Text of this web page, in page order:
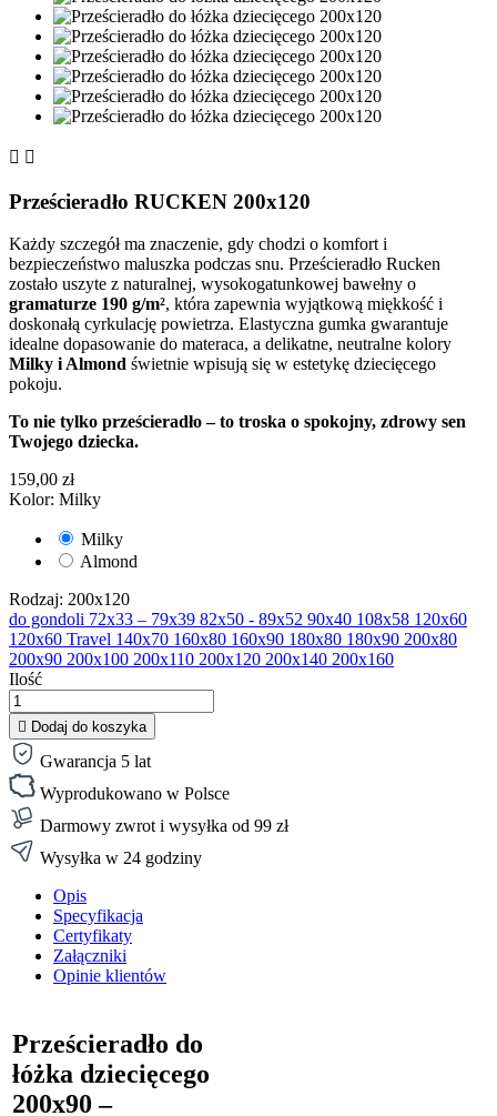
 
Prześcieradło RUCKEN 200x120
Każdy szczegół ma znaczenie, gdy chodzi o komfort i
bezpieczeństwo maluszka podczas snu. Prześcieradło Rucken
zostało uszyte z naturalnej, wysokogatunkowej bawełny o
gramaturze 190 g/m², która zapewnia wyjątkową miękkość i
doskonałą cyrkulację powietrza. Elastyczna gumka gwarantuje
idealne dopasowanie do materaca, a delikatne, neutralne kolory
Milky i Almond świetnie wpisują się w estetykę dziecięcego
pokoju.
To nie tylko prześcieradło – to troska o spokojny, zdrowy sen
Twojego dziecka.
159,00 zł
Kolor: Milky
Milky
Almond
Rodzaj: 200x120
do gondoli 72x33 – 79x39 82x50 - 89x52 90x40 108x58 120x60
120x60 Travel 140x70 160x80 160x90 180x80 180x90 200x80
200x90 200x100 200x110 200x120 200x140 200x160
Ilość
 Dodaj do koszyka
Gwarancja 5 lat
Wyprodukowano w Polsce
Darmowy zwrot i wysyłka od 99 zł
Wysyłka w 24 godziny
Opis
Specyfikacja
Certyfikaty
Załączniki
Opinie klientów
Prześcieradło do
łóżka dziecięcego
200x90 –